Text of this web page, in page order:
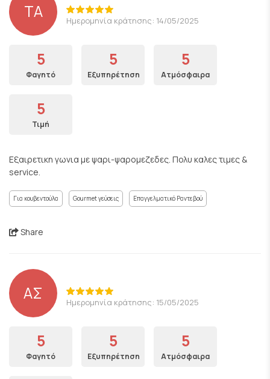
TA Ημερομηνία κράτησης: 14/05/2025
5
Φαγητό
5
Εξυπηρέτηση
5
Ατμόσφαιρα
5
Τιμή
Εξαιρετικη γωνια με ψαρι-ψαρομεζεδες. Πολυ καλες τιμες &
service.
Για κουβεντούλα Gourmet γεύσεις Επαγγελματικό Ραντεβού
Share
ΑΣ Ημερομηνία κράτησης: 15/05/2025
5
Φαγητό
5
Εξυπηρέτηση
5
Ατμόσφαιρα